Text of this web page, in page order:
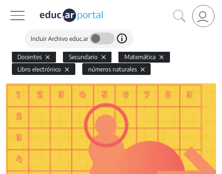
Incluir Archivo educ.ar
Docentes Secundario
Matemática
Libro electrónico
números naturales